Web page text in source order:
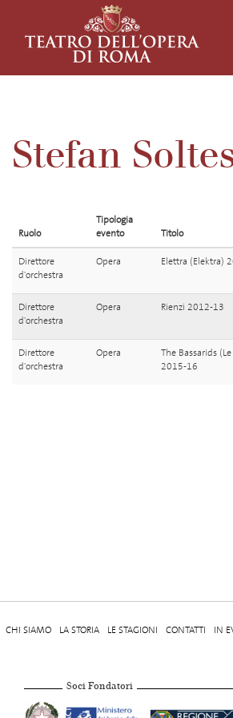
Stefan
Ruolo
Tipologia
evento
Titolo
Direttore
d'orchestra
Opera Elettra (Elektra)
Direttore
d'orchestra
Opera Rienzi 2012-13
Direttore
d'orchestra
Opera
The Bassarids
2015-16
CHI SIAMO LA STORIA LE STAGIONI CONTATTI IN
Soci Fondatori